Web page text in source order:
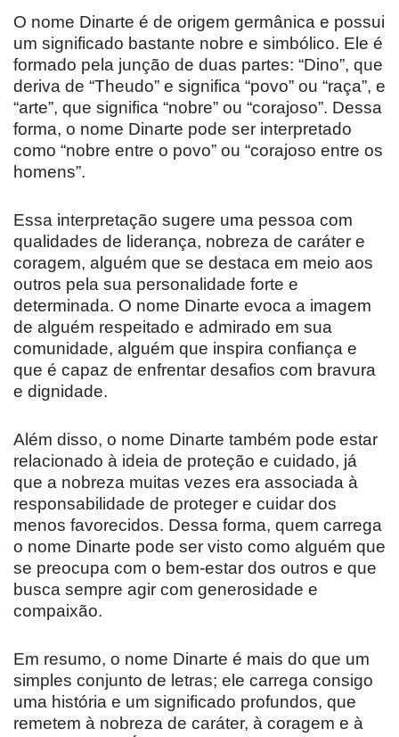
O nome Dinarte é de origem germânica e possui
um significado bastante nobre e simbólico. Ele é
formado pela junção de duas partes: “Dino”, que
deriva de “Theudo” e significa “povo” ou “raça”, e
“arte”, que significa “nobre” ou “corajoso”. Dessa
forma, o nome Dinarte pode ser interpretado
como “nobre entre o povo” ou “corajoso entre os
homens”.
Essa interpretação sugere uma pessoa com
qualidades de liderança, nobreza de caráter e
coragem, alguém que se destaca em meio aos
outros pela sua personalidade forte e
determinada. O nome Dinarte evoca a imagem
de alguém respeitado e admirado em sua
comunidade, alguém que inspira confiança e
que é capaz de enfrentar desafios com bravura
e dignidade.
Além disso, o nome Dinarte também pode estar
relacionado à ideia de proteção e cuidado, já
que a nobreza muitas vezes era associada à
responsabilidade de proteger e cuidar dos
menos favorecidos. Dessa forma, quem carrega
o nome Dinarte pode ser visto como alguém que
se preocupa com o bem-estar dos outros e que
busca sempre agir com generosidade e
compaixão.
Em resumo, o nome Dinarte é mais do que um
simples conjunto de letras; ele carrega consigo
uma história e um significado profundos, que
remetem à nobreza de caráter, à coragem e à